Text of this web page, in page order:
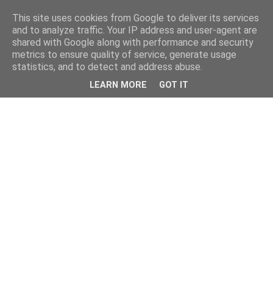
This site uses cookies from Google to deliver its services
and to analyze traffic. Your IP address and user-agent are
shared with Google along with performance and security
metrics to ensure quality of service, generate usage
statistics, and to detect and address abuse.
LEARN MORE GOT IT